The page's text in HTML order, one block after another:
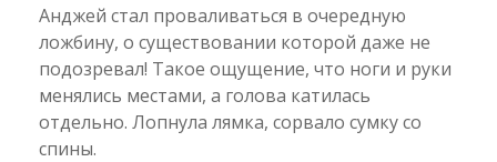
Анджей стал проваливаться в очередную
ложбину, о существовании которой даже не
подозревал! Такое ощущение, что ноги и руки
менялись местами, а голова катилась
отдельно. Лопнула лямка, сорвало сумку со
спины.